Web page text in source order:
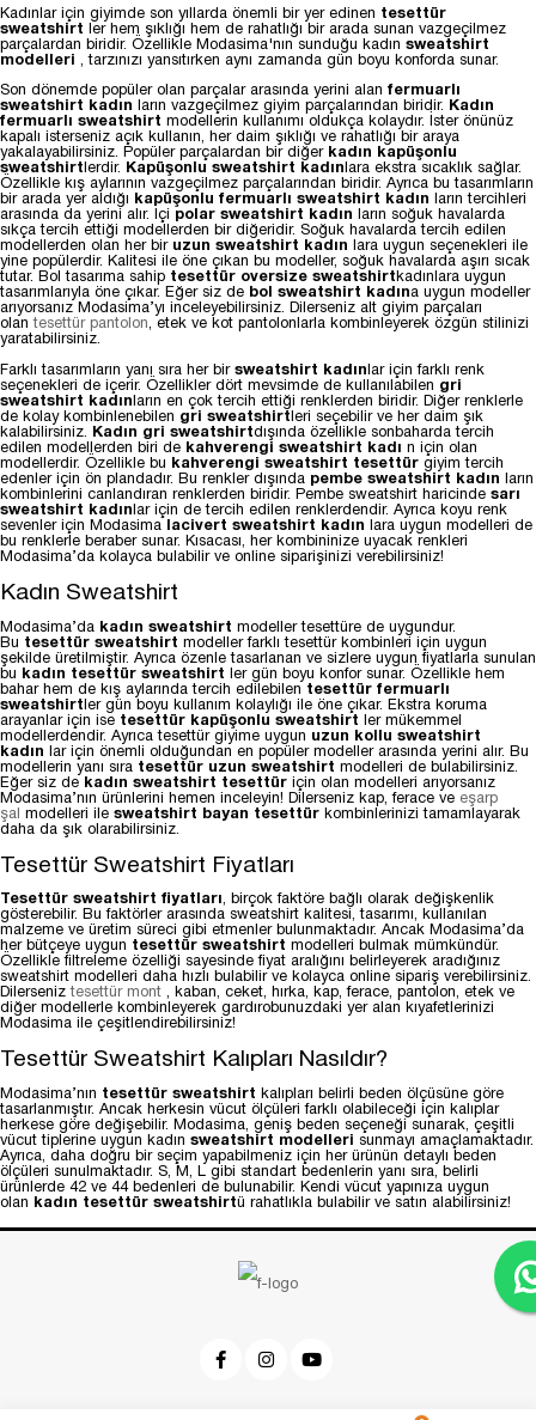
Kadınlar için giyimde son yıllarda önemli bir yer edinen tesettür
sweatshirt
ler hem şıklığı hem de rahatlığı bir arada sunan vazgeçilmez
parçalardan biridir. Özellikle Modasima'nın sunduğu kadın sweatshirt
modelleri , tarzınızı yansıtırken aynı zamanda gün boyu konforda sunar.
Son dönemde popüler olan parçalar arasında yerini alan fermuarlı
sweatshirt kadın ların vazgeçilmez giyim parçalarından biridir. Kadın
fermuarlı sweatshirt modellerin kullanımı oldukça kolaydır. İster önünüz
kapalı isterseniz açık kullanın, her daim şıklığı ve rahatlığı bir araya
yakalayabilirsiniz. Popüler parçalardan bir diğer kadın kapüşonlu
sweatshirtlerdir. Kapüşonlu sweatshirt kadınlara ekstra sıcaklık sağlar.
Özellikle kış aylarının vazgeçilmez parçalarından biridir. Ayrıca bu tasarımların
bir arada yer aldığı kapüşonlu fermuarlı sweatshirt kadın ların tercihleri
arasında da yerini alır. İçi polar sweatshirt kadın ların soğuk havalarda
sıkça tercih ettiği modellerden bir diğeridir. Soğuk havalarda tercih edilen
modellerden olan her bir uzun sweatshirt kadın lara uygun seçenekleri ile
yine popülerdir. Kalitesi ile öne çıkan bu modeller, soğuk havalarda aşırı sıcak
tutar. Bol tasarıma sahip tesettür oversize sweatshirtkadınlara uygun
tasarımlarıyla öne çıkar. Eğer siz de bol sweatshirt kadına uygun modeller
arıyorsanız Modasima’yı inceleyebilirsiniz. Dilerseniz alt giyim parçaları
olantesettür pantolon, etek ve kot pantolonlarla kombinleyerek özgün stilinizi
yaratabilirsiniz.
Farklı tasarımların yanı sıra her bir sweatshirt kadın lar için farklı renk
seçenekleri de içerir. Özellikler dört mevsimde de kullanılabilen gri
sweatshirt kadın ların en çok tercih ettiği renklerden biridir. Diğer renklerle
de kolay kombinlenebilen gri sweatshirt leri seçebilir ve her daim şık
kalabilirsiniz. Kadın gri sweatshirtdışında özellikle sonbaharda tercih
edilen modellerden biri de kahverengi sweatshirt kadı
n için olan
modellerdir. Özellikle bu
kahverengi sweatshirt tesettür giyim tercih
edenler için ön plandadır. Bu renkler dışında pembe sweatshirt kadın
ların
kombinlerini canlandıran renklerden biridir. Pembe sweatshirt haricinde sarı
sweatshirt kadın lar için de tercih edilen renklerdendir. Ayrıca koyu renk
sevenler için Modasima
lacivert sweatshirt kadın
lara uygun modelleri de
bu renklerle beraber sunar. Kısacası, her kombininize uyacak renkleri
Modasima’da kolayca bulabilir ve online siparişinizi verebilirsiniz!
Kadın Sweatshirt
Modasima’da kadın sweatshirt modeller tesettüre de uygundur.
Bu tesettür sweatshirt modeller farklı tesettür kombinleri için uygun
şekilde üretilmiştir. Ayrıca özenle tasarlanan ve sizlere uygun fiyatlarla sunulan
bu kadın tesettür sweatshirt
ler gün boyu konfor sunar. Özellikle hem
bahar hem de kış aylarında tercih edilebilen tesettür fermuarlı
sweatshirt ler gün boyu kullanım kolaylığı ile öne çıkar. Ekstra koruma
arayanlar için ise tesettür kapüşonlu sweatshirt
ler mükemmel
modellerdendir. Ayrıca tesettür giyime uygun uzun kollu sweatshirt
kadın
lar için önemli olduğundan en popüler modeller arasında yerini alır. Bu
modellerin yanı sıra tesettür uzun sweatshirt modelleri de bulabilirsiniz.
Eğer siz de kadın sweatshirt tesettür için olan modelleri arıyorsanız
Modasima’nın ürünlerini hemen inceleyin! Dilerseniz kap, ferace ve eşarp
şal modelleri ile sweatshirt bayan tesettür kombinlerinizi tamamlayarak
daha da şık olarabilirsiniz.
Tesettür Sweatshirt Fiyatları
Tesettür sweatshirt fiyatları, birçok faktöre bağlı olarak değişkenlik
gösterebilir. Bu faktörler arasında sweatshirt kalitesi, tasarımı, kullanılan
malzeme ve üretim süreci gibi etmenler bulunmaktadır. Ancak Modasima’da
her bütçeye uygun tesettür sweatshirt modelleri bulmak mümkündür.
Özellikle filtreleme özelliği sayesinde fiyat aralığını belirleyerek aradığınız
sweatshirt modelleri daha hızlı bulabilir ve kolayca online sipariş verebilirsiniz.
Dilerseniztesettür mont , kaban, ceket, hırka, kap, ferace, pantolon, etek ve
diğer modellerle kombinleyerek gardırobunuzdaki yer alan kıyafetlerinizi
Modasima ile çeşitlendirebilirsiniz!
Tesettür Sweatshirt Kalıpları Nasıldır?
Modasima’nın tesettür sweatshirt kalıpları belirli beden ölçüsüne göre
tasarlanmıştır. Ancak herkesin vücut ölçüleri farklı olabileceği için kalıplar
herkese göre değişebilir. Modasima, geniş beden seçeneği sunarak, çeşitli
vücut tiplerine uygun kadın sweatshirt modelleri sunmayı amaçlamaktadır.
Ayrıca, daha doğru bir seçim yapabilmeniz için her ürünün detaylı beden
ölçüleri sunulmaktadır. S, M, L gibi standart bedenlerin yanı sıra, belirli
ürünlerde 42 ve 44 bedenleri de bulunabilir. Kendi vücut yapınıza uygun
olan kadın tesettür sweatshirtü rahatlıkla bulabilir ve satın alabilirsiniz!